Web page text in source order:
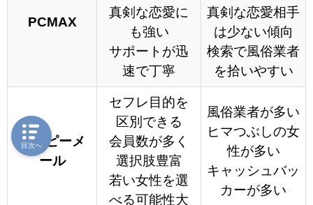
PCMAX
真剣な恋愛に
も強い
サポートが迅
速で丁寧
真剣な恋愛相手
は少ない傾向
検索で風俗業者
を拾いやすい
ハッピーメ
ール
セフレ目的を
区別できる
会員数が多く
選択肢豊富
若い女性を選
べる可能性大
風俗業者が多い
ヒマつぶしの女
性が多い
キャッシュバッ
カーが多い
目次へ